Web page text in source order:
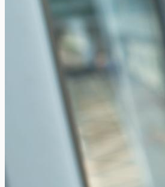
Visiter Barcelone avec des enfants : les
Xavier Van Caneghem 0
Barcelone, avec son climat ensoleillé
accueillante, est une destination